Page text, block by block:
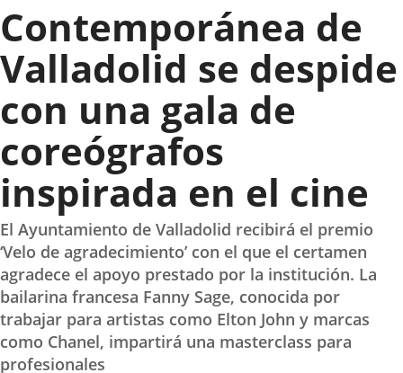
Contemporánea de
Valladolid se despide
con una gala de
coreógrafos
inspirada en el cine
El Ayuntamiento de Valladolid recibirá el premio
‘Velo de agradecimiento’ con el que el certamen
agradece el apoyo prestado por la institución. La
bailarina francesa Fanny Sage, conocida por
trabajar para artistas como Elton John y marcas
como Chanel, impartirá una masterclass para
profesionales